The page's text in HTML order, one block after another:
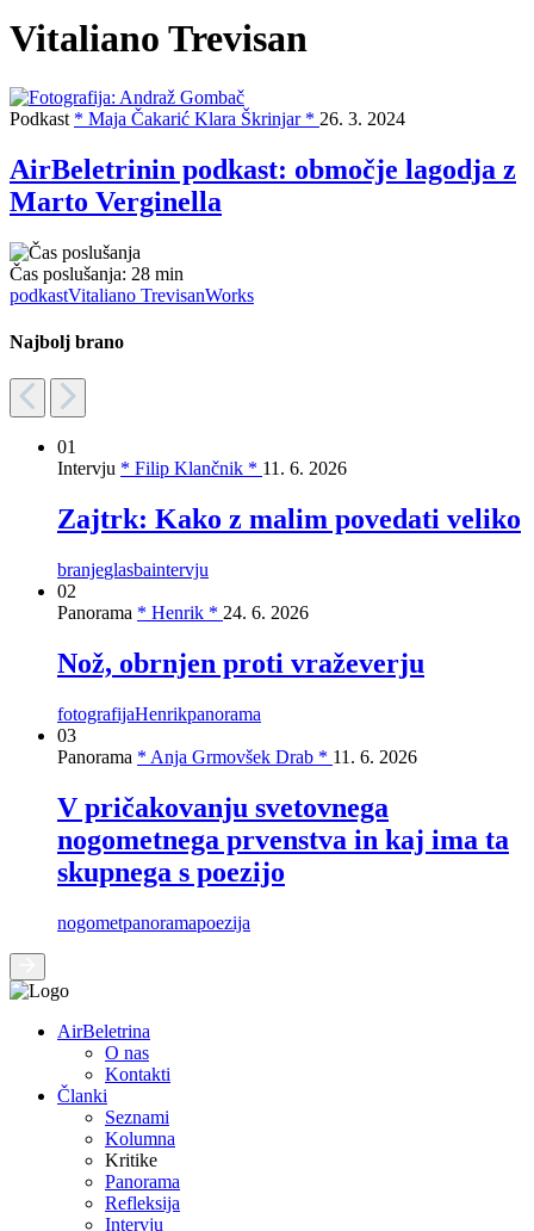
Vitaliano Trevisan
Podkast * Maja Čakarić Klara Škrinjar * 26. 3. 2024
AirBeletrinin podkast: območje lagodja z
Marto Verginella
Čas poslušanja: 28 min
podkastVitaliano TrevisanWorks
Najbolj brano
01
Intervju * Filip Klančnik * 11. 6. 2026
Zajtrk: Kako z malim povedati veliko
branjeglasbaintervju
02
Panorama * Henrik * 24. 6. 2026
Nož, obrnjen proti vraževerju
fotografijaHenrikpanorama
03
Panorama * Anja Grmovšek Drab * 11. 6. 2026
V pričakovanju svetovnega
nogometnega prvenstva in kaj ima ta
skupnega s poezijo
nogometpanoramapoezija
AirBeletrina
O nas
Kontakti
Članki
Seznami
Kolumna
Kritike
Panorama
Refleksija
Intervju